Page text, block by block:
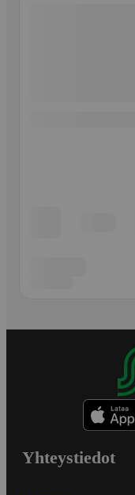
Yhteystiedot